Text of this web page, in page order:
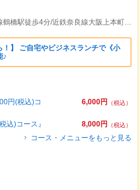
JR大阪環状線鶴橋駅徒歩4分/地下鉄千日前線鶴橋駅徒歩4分/近鉄奈良線大阪上本町駅徒歩6分
！】 ご自宅やビジネスランチで《小
♪
6,000円
（税込）
円(税込)コ
8,000円
（税込）
込)コース』
コース・メニューをもっと見る